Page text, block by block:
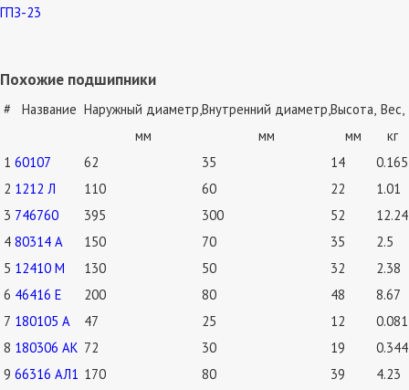
ГПЗ-23
Похожие подшипники
# Название Наружный диаметр,
мм
Внутренний диаметр,
мм
Высота,
мм
Вес,
кг
1 60107 62 35 14
0.165
2 1212 Л 110 60 22
1.01
3 746760 395 300 52
12.24
4 80314 А 150 70 35
2.5
5 12410 М 130 50 32
2.38
6 46416 Е 200 80 48
8.67
7 180105 А 47 25 12
0.081
8 180306 АК 72 30 19
0.344
9 66316 АЛ1 170 80 39
4.23